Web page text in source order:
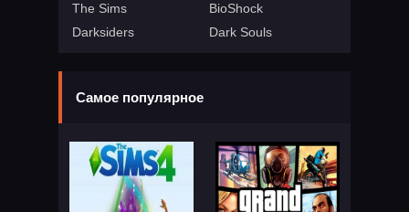
The Sims
BioShock
Darksiders
Dark Souls
Самое популярное